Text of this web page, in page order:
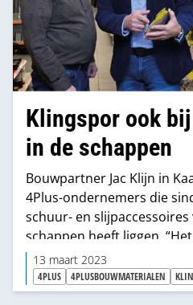
Klingspor ook
in de schappen
Bouwpartner Jac Klijn in
4Plus-ondernemers die
schuur- en
schappen heeft liggen.
hier aanbieden, is
wensen van de klanten
Die samenstelling is
13 maart 2023
4PLUS 4PLUSBOUWMATERIALEN